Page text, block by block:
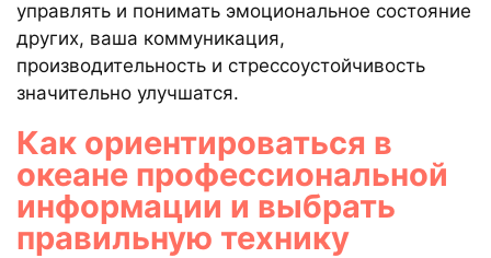
управлять и понимать эмоциональное состояние
других, ваша коммуникация,
производительность и стрессоустойчивость
значительно улучшатся.
Как ориентироваться в
океане профессиональной
информации и выбрать
правильную технику